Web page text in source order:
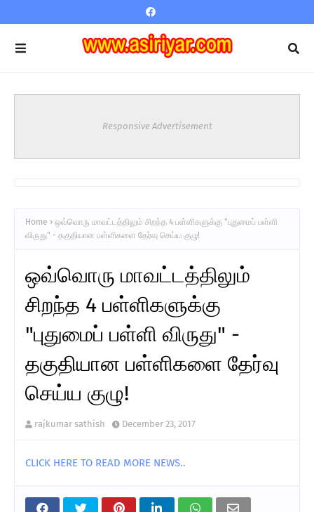
Responsive Advertisement
Home
ஒவ்வொரு மாவட்டத்திலும் சிறந்த 4 பள்ளிகளுக்கு "புதுமைப் பள்ளி
விருது" - தகுதியான பள்ளிகளை தேர்வு செய்ய குழு!
ஒவ்வொரு மாவட்டத்திலும்
சிறந்த 4 பள்ளிகளுக்கு
"புதுமைப் பள்ளி விருது" -
தகுதியான பள்ளிகளை தேர்வு
செய்ய குழு!
rajkumar sathish December 23, 2017
CLICK HERE TO READ MORE NEWS..